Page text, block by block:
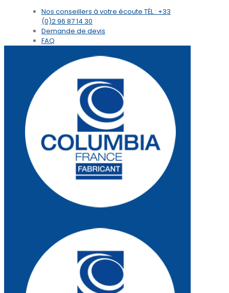
Nos conseillers à votre écoute TÉL : +33
(0)2 96 87 14 30
Demande de devis
FAQ